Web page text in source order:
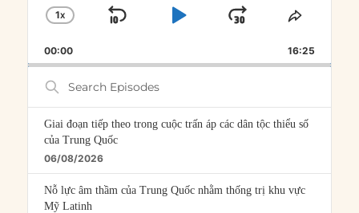
CHANGE
RATE
1X
SKIP
PLAYJUMP
FORWARD
SHARE
00:00 16:25
Search
Episodes
Giai đoạn tiếp theo trong cuộc trấn áp các dân tộc thiểu số
của Trung Quốc
06/08/2026
Nỗ lực âm thầm của Trung Quốc nhằm thống trị khu vực
Mỹ Latinh